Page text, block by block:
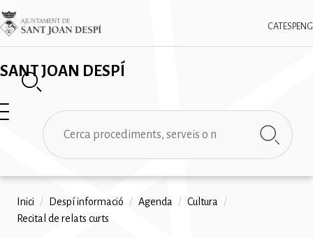
Vés
al
contingut
SANT JOAN DESPÍ
CAT ESPENG
Imatge
✕
Cerca
Fil
d'ariadna
Inici / Despí informació / Agenda / Cultura
/
Recital de relats curts